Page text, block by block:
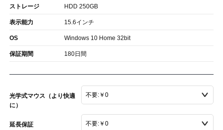
ストレージ HDD 250GB
表示能力 15.6インチ
OS Windows 10 Home 32bit
保証期間 180日間
光学式マウス（より快適
に）
延長保証